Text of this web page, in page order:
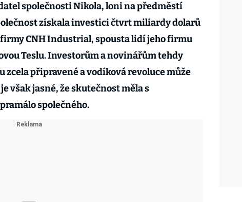
společnosti Nikola, loni na předměstí
získala investici čtvrt miliardy dolarů
CNH Industrial, spousta lidí jeho firmu
Teslu. Investorům a novinářům tehdy
zcela připravené a vodíková revoluce může
však jasné, že skutečnost měla s
společného.